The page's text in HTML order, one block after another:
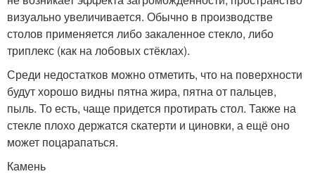
визуально увеличивается. Обычно в производстве
столов применяется либо закаленное стекло, либо
триплекс (как на лобовых стёклах).
Среди недостатков можно отметить, что на поверхности
будут хорошо видны пятна жира, пятна от пальцев,
пыль. То есть, чаще придется протирать стол. Также на
стекле плохо держатся скатерти и циновки, а ещё оно
может поцарапаться.
Камень